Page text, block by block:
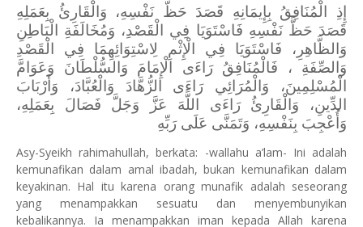
إِذِ الْمُنَافِقُ بِإِيمَانِهِ قَصَدَ حَظَّ نَفْسِهِ، وَالْقَارِئُ بِعَمَلِهِ
قَصَدَ حَظَّ نَفْسِهِ فَاسْتَوَيَا فِي الْقَصْدِ، وَمُخَالَفَةِ الْبَاطِنِ
وَالظَّاهِرِ، فَاسْتَوَيَا فِي الْإِثْمِ لِاسْتِوَائِهِمَا فِي الْقَصْدِ
وَالصِّفَةِ ، فَالْمُنَافِقُ رَاءَى الْإِمَامَ وَالسُّلْطَانَ وَعَوَامَّ
الْمُسْلِمِينَ، وَالْمُرَائِي رَاءَى الزُّهَّادَ وَالْعُبَّادَ، وَأَرْبَابَ
الدِّينِ، وَالْقَارِئُ رَاءَى اللَّهَ عَزَّ وَجَلَّ فَصَالَ بِعَمَلِهِ،
وَأُعْجِبَ بِنَفْسِهِ، وَتَمَنَّى عَلَى رَبِّهِ
Asy-Syeikh rahimahullah, berkata: -wallahu a’lam- Ini adalah
kemunafikan dalam amal ibadah, bukan kemunafikan dalam
keyakinan. Hal itu karena orang munafik adalah seseorang
yang menampakkan sesuatu dan menyembunyikan
kebalikannya. Ia menampakkan iman kepada Allah karena